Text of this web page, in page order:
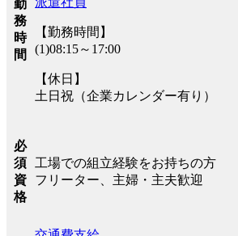
勤
務
時
間
【勤務時間】
(1)08:15～17:00
【休日】
土日祝（企業カレンダー有り）
必
須
資
格
工場での組立経験をお持ちの方
フリーター、主婦・主夫歓迎